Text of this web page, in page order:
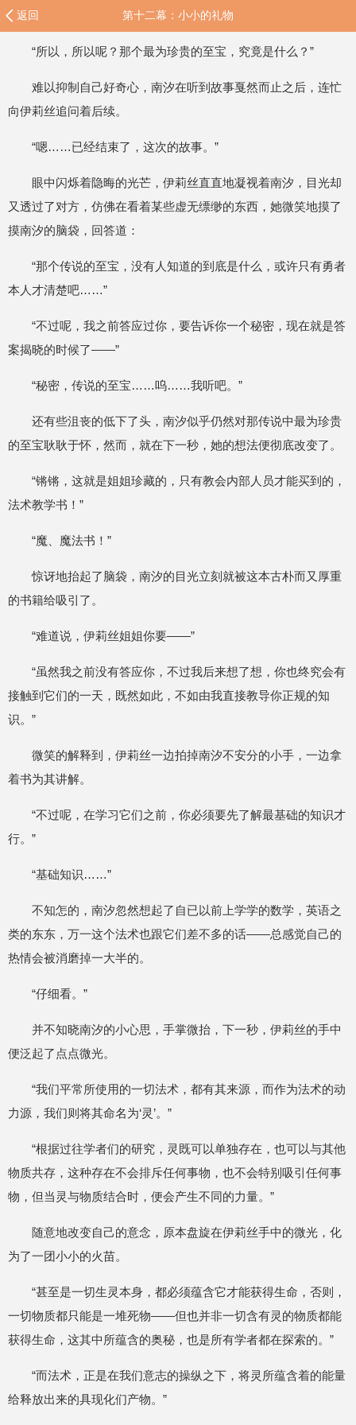
返回 第十二幕：小小的礼物
“所以，所以呢？那个最为珍贵的至宝，究竟是什么？”
难以抑制自己好奇心，南汐在听到故事戛然而止之后，连忙
向伊莉丝追问着后续。
“嗯……已经结束了，这次的故事。”
眼中闪烁着隐晦的光芒，伊莉丝直直地凝视着南汐，目光却
又透过了对方，仿佛在看着某些虚无缥缈的东西，她微笑地摸了
摸南汐的脑袋，回答道：
“那个传说的至宝，没有人知道的到底是什么，或许只有勇者
本人才清楚吧……”
“不过呢，我之前答应过你，要告诉你一个秘密，现在就是答
案揭晓的时候了——”
“秘密，传说的至宝……呜……我听吧。”
还有些沮丧的低下了头，南汐似乎仍然对那传说中最为珍贵
的至宝耿耿于怀，然而，就在下一秒，她的想法便彻底改变了。
“锵锵，这就是姐姐珍藏的，只有教会内部人员才能买到的，
法术教学书！”
“魔、魔法书！”
惊讶地抬起了脑袋，南汐的目光立刻就被这本古朴而又厚重
的书籍给吸引了。
“难道说，伊莉丝姐姐你要——”
“虽然我之前没有答应你，不过我后来想了想，你也终究会有
接触到它们的一天，既然如此，不如由我直接教导你正规的知
识。”
微笑的解释到，伊莉丝一边拍掉南汐不安分的小手，一边拿
着书为其讲解。
“不过呢，在学习它们之前，你必须要先了解最基础的知识才
行。”
“基础知识……”
不知怎的，南汐忽然想起了自已以前上学学的数学，英语之
类的东东，万一这个法术也跟它们差不多的话——总感觉自己的
热情会被消磨掉一大半的。
“仔细看。”
并不知晓南汐的小心思，手掌微抬，下一秒，伊莉丝的手中
便泛起了点点微光。
“我们平常所使用的一切法术，都有其来源，而作为法术的动
力源，我们则将其命名为‘灵’。”
“根据过往学者们的研究，灵既可以单独存在，也可以与其他
物质共存，这种存在不会排斥任何事物，也不会特别吸引任何事
物，但当灵与物质结合时，便会产生不同的力量。”
随意地改变自己的意念，原本盘旋在伊莉丝手中的微光，化
为了一团小小的火苗。
“甚至是一切生灵本身，都必须蕴含它才能获得生命，否则，
一切物质都只能是一堆死物——但也并非一切含有灵的物质都能
获得生命，这其中所蕴含的奥秘，也是所有学者都在探索的。”
“而法术，正是在我们意志的操纵之下，将灵所蕴含着的能量
给释放出来的具现化们产物。”